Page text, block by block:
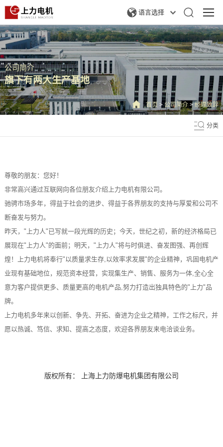
语言选择
公司简介
旗下有两大生产基地
首页 >公司简介>经理致辞
分类
尊敬的朋友：您好！
非常高兴通过互联网向各位朋友介绍上力电机有限公司。
驰骋市场多年，得益于社会的进步、得益于各界朋友的支持与厚爱和公司不
断奋发与努力。
昨天，"上力人"已写就一段光辉的历史；今天，世纪之初，新的经济格局已
展现在"上力人"的面前；明天，"上力人"将与时俱进、奋发图强、再创辉
煌！上力电机将奉行"以质量求生存,以效率求发展"的企业精神，巩固电机产
业现有基础地位，规范资本经营，实现集生产、销售、服务为一体,全心全
意为客户提供更多、质量更高的电机产品,努力打造出独具特色的"上力"品
牌。
上力电机多年来以创新、争先、开拓、奋进为企业之精神，工作之标尺，并
愿以热诚、笃信、求知、提高之态度，欢迎各界朋友来电洽谈业务。
版权所有： 上海上力防爆电机集团有限公司